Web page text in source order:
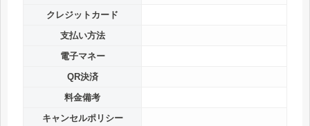
クレジットカード
支払い方法
電子マネー
QR決済
料金備考
キャンセルポリシー